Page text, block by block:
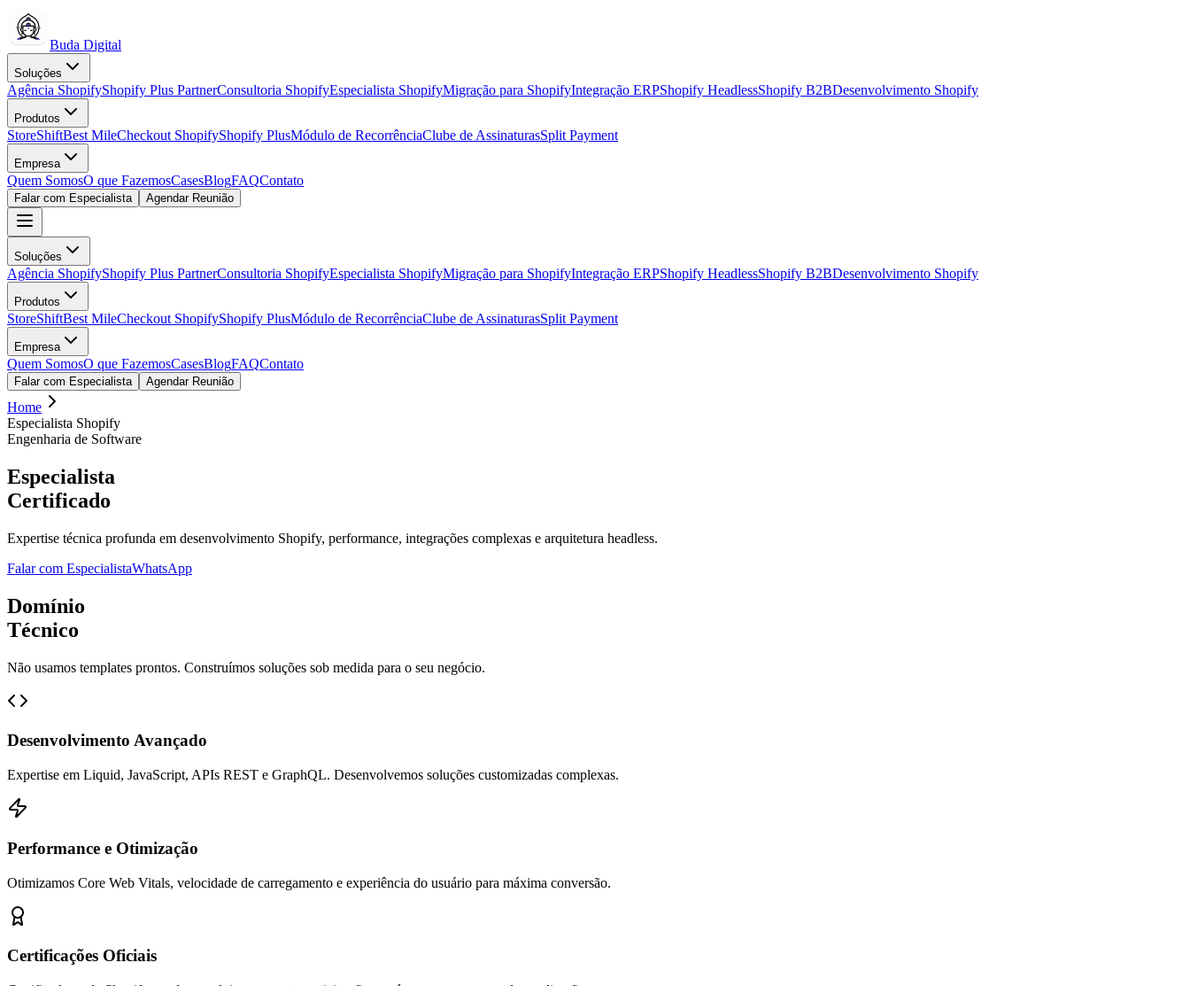
Buda Digital
Soluções
Agência ShopifyShopify Plus PartnerConsultoria ShopifyEspecialista ShopifyMigração para ShopifyIntegração ERPShopify HeadlessShopify B2BDesenvolvimento Shopify
Produtos
StoreShiftBest MileCheckout ShopifyShopify PlusMódulo de RecorrênciaClube de AssinaturasSplit Payment
Empresa
Quem SomosO que FazemosCasesBlogFAQContato
Falar com Especialista Agendar Reunião
Soluções
Agência ShopifyShopify Plus PartnerConsultoria ShopifyEspecialista ShopifyMigração para ShopifyIntegração ERPShopify HeadlessShopify B2BDesenvolvimento Shopify
Produtos
StoreShiftBest MileCheckout ShopifyShopify PlusMódulo de RecorrênciaClube de AssinaturasSplit Payment
Empresa
Quem SomosO que FazemosCasesBlogFAQContato
Falar com Especialista Agendar Reunião
Home
Especialista Shopify
Engenharia de Software
Especialista
Certificado
Expertise técnica profunda em desenvolvimento Shopify, performance, integrações complexas e arquitetura headless.
Falar com EspecialistaWhatsApp
Domínio
Técnico
Não usamos templates prontos. Construímos soluções sob medida para o seu negócio.
Desenvolvimento Avançado
Expertise em Liquid, JavaScript, APIs REST e GraphQL. Desenvolvemos soluções customizadas complexas.
Performance e Otimização
Otimizamos Core Web Vitals, velocidade de carregamento e experiência do usuário para máxima conversão.
Certificações Oficiais